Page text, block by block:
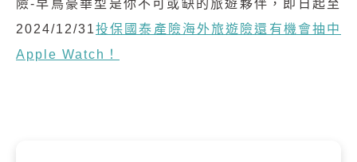
險-早鳥豪華型是你不可或缺的旅遊夥伴，即日起至
2024/12/31投保國泰產險海外旅遊險還有機會抽中
Apple Watch！